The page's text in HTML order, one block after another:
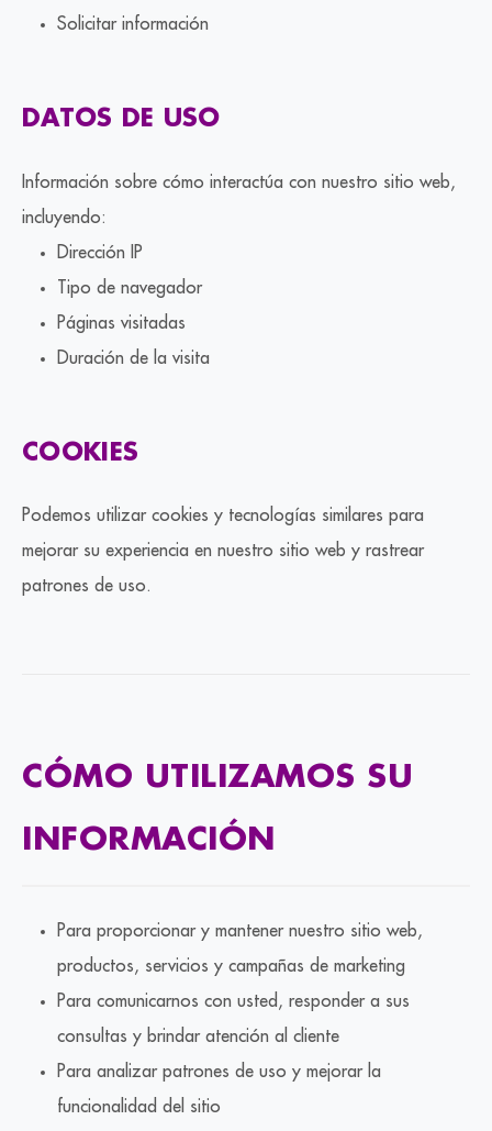
Solicitar información
DATOS DE USO
Información sobre cómo interactúa con nuestro sitio web,
incluyendo:
Dirección IP
Tipo de navegador
Páginas visitadas
Duración de la visita
COOKIES
Podemos utilizar cookies y tecnologías similares para
mejorar su experiencia en nuestro sitio web y rastrear
patrones de uso.
CÓMO UTILIZAMOS SU
INFORMACIÓN
Para proporcionar y mantener nuestro sitio web,
productos, servicios y campañas de marketing
Para comunicarnos con usted, responder a sus
consultas y brindar atención al cliente
Para analizar patrones de uso y mejorar la
funcionalidad del sitio